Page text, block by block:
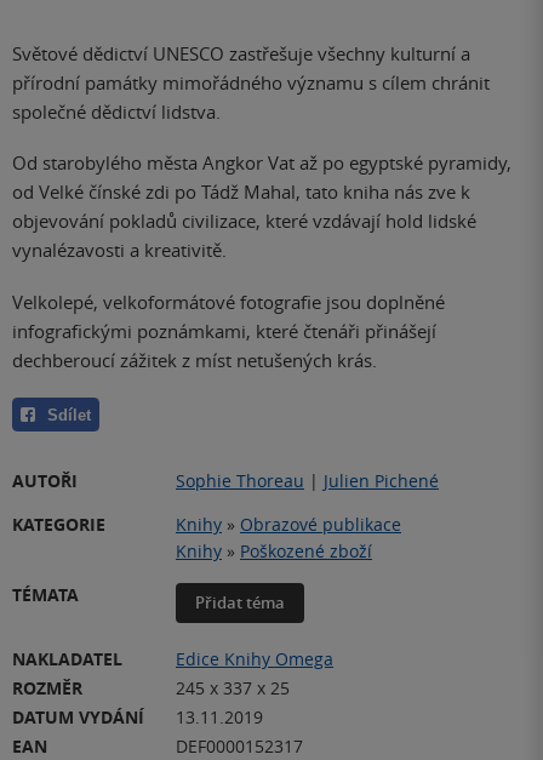
Světové dědictví UNESCO zastřešuje všechny kulturní a
přírodní památky mimořádného významu s cílem chránit
společné dědictví lidstva.
Od starobylého města Angkor Vat až po egyptské pyramidy,
od Velké čínské zdi po Tádž Mahal, tato kniha nás zve k
objevování pokladů civilizace, které vzdávají hold lidské
vynalézavosti a kreativitě.
Velkolepé, velkoformátové fotografie jsou doplněné
infografickými poznámkami, které čtenáři přinášejí
dechberoucí zážitek z míst netušených krás.
Sdílet
AUTOŘI Sophie Thoreau | Julien Pichené
KATEGORIE
Knihy » Obrazové publikace
Knihy » Poškozené zboží
TÉMATA
Přidat téma
NAKLADATEL
Edice Knihy Omega
ROZMĚR
245 x 337 x 25
DATUM VYDÁNÍ
13.11.2019
EAN
DEF0000152317